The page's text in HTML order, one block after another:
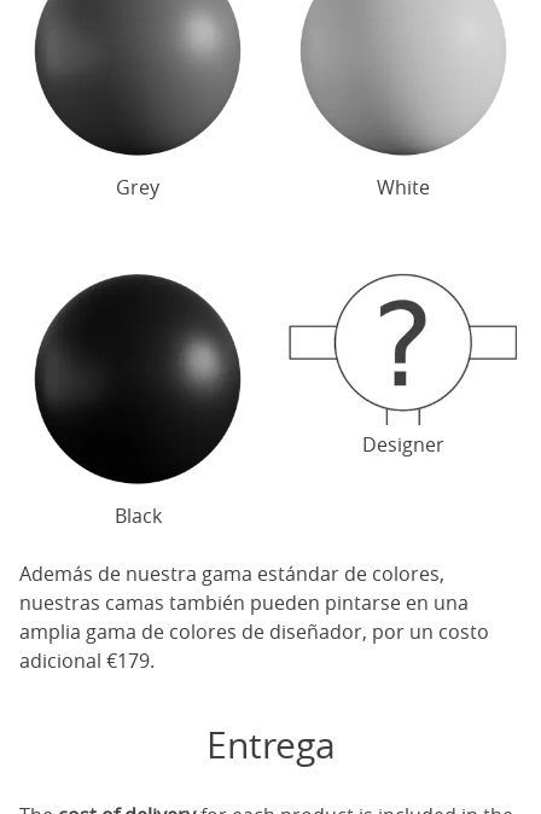
Grey White
Black
Designer
Además de nuestra gama estándar de colores,
nuestras camas también pueden pintarse en una
amplia gama de colores de diseñador, por un costo
adicional €179.
Entrega